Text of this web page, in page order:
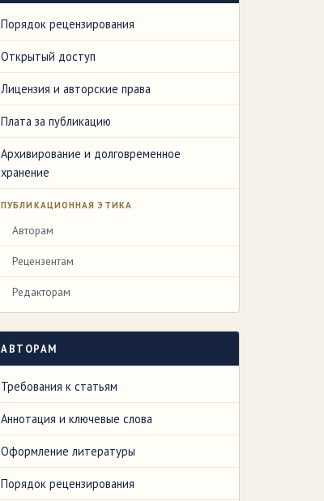
Порядок рецензирования
Открытый доступ
Лицензия и авторские права
Плата за публикацию
Архивирование и долговременное
хранение
ПУБЛИКАЦИОННАЯ ЭТИКА
Авторам
Рецензентам
Редакторам
АВТОРАМ
Требования к статьям
Аннотация и ключевые слова
Оформление литературы
Порядок рецензирования